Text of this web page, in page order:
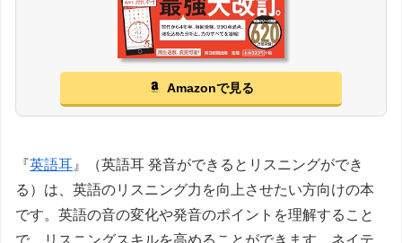
Amazonで見る
『英語耳 』（英語耳 発音ができるとリスニングができ
る）は、英語のリスニング力を向上させたい方向けの本
です。英語の音の変化や発音のポイントを理解すること